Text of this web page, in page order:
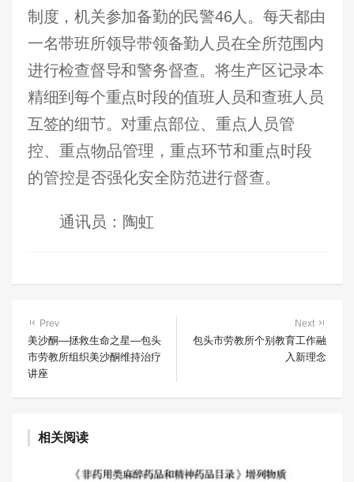
制度，机关参加备勤的民警46人。每天都由
一名带班所领导带领备勤人员在全所范围内
进行检查督导和警务督查。将生产区记录本
精细到每个重点时段的值班人员和查班人员
互签的细节。 对重点部位、重点人员管
控、重点物品管理，重点环节和重点时段
的管控是否强化安全防范进行督查。
通讯员：陶虹
Prev
美沙酮—拯救生命之星—包头
市劳教所组织美沙酮维持治疗
讲座
Next
包头市劳教所个别教育工作融
入新理念
相关阅读